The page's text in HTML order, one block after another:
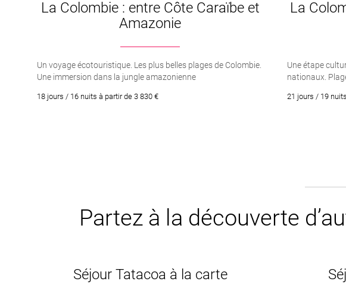
La Colombie : entre Côte Caraïbe et
Amazonie
Un voyage écotouristique. Les plus belles plages de Colombie.
Une immersion dans la jungle amazonienne
18 jours / 16 nuits à partir de 3 830 €
La
Une étape
nationaux.
21 jours / 19
Partez à la découverte
Séjour Tatacoa à la carte